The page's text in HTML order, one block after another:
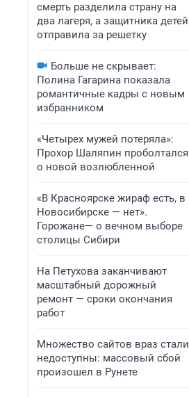
смерть разделила страну на
два лагеря, а защитника детей
отправила за решетку
Больше не скрывает:
Полина Гагарина показала
романтичные кадры с новым
избранником
«Четырех мужей потеряла»:
Прохор Шаляпин проболтался
о новой возлюбленной
«В Красноярске жираф есть, в
Новосибирске — нет».
Горожане— о вечном выборе
столицы Сибири
На Петухова заканчивают
масштабный дорожный
ремонт — сроки окончания
работ
Множество сайтов враз стали
недоступны: массовый сбой
произошел в Рунете